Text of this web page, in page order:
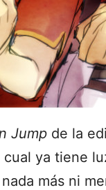
Jump de la
ya tiene
más ni